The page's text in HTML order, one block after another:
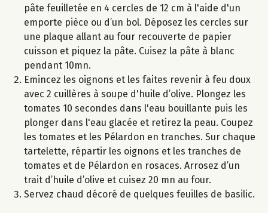
pâte feuilletée en 4 cercles de 12 cm à l'aide d'un
emporte pièce ou d’un bol. Déposez les cercles sur
une plaque allant au four recouverte de papier
cuisson et piquez la pâte. Cuisez la pâte à blanc
pendant 10mn.
Emincez les oignons et les faites revenir à feu doux
avec 2 cuillères à soupe d'huile d’olive. Plongez les
tomates 10 secondes dans l'eau bouillante puis les
plonger dans l'eau glacée et retirez la peau. Coupez
les tomates et les Pélardon en tranches. Sur chaque
tartelette, répartir les oignons et les tranches de
tomates et de Pélardon en rosaces. Arrosez d’un
trait d’huile d’olive et cuisez 20 mn au four.
Servez chaud décoré de quelques feuilles de basilic.